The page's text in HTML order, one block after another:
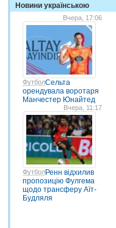
Новини українською
Вчера, 17:06
ФутболСельта
орендувала воротаря
Манчестер Юнайтед
Вчера, 11:17
ФутболРенн відхилив
пропозицію Фулгема
щодо трансферу Аїт-
Будляля